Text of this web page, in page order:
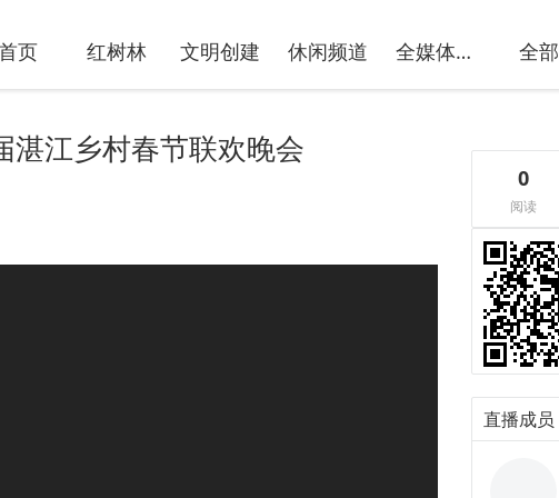
页 红树林 文明创建 休闲频道 全媒体新闻 全部
0
阅读
直播成员
江乡村春节联欢晚会